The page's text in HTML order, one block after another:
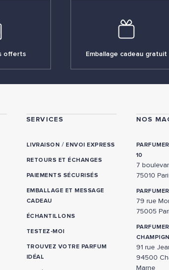
offerts Emballage cadeau gratuit
SERVICES
LIVRAISON / ENVOI EXPRESS
RETOURS ET ÉCHANGES
PAIEMENTS SÉCURISÉS
EMBALLAGE ET MESSAGE
CADEAU
ÉCHANTILLONS
TESTEZ-MOI
TROUVEZ VOTRE PARFUM
IDÉAL
NOS
10
7
75010
79 rue
75005
91 rue
94500
Marne